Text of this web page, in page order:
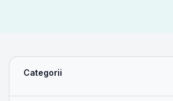
Categorii